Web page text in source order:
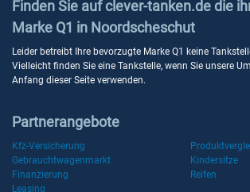
Finden Sie auf clever-tanken.de die
Marke Q1 in Noordscheschut
Leider betreibt Ihre bevorzugte Marke Q1 keine
Vielleicht finden Sie eine Tankstelle, wenn Sie unsere
Anfang dieser Seite verwenden.
Partnerangebote
Kfz-Versicherung
Gebrauchtwagenmarkt
Kindersitze
Finanzierung
Reifen
Leasing